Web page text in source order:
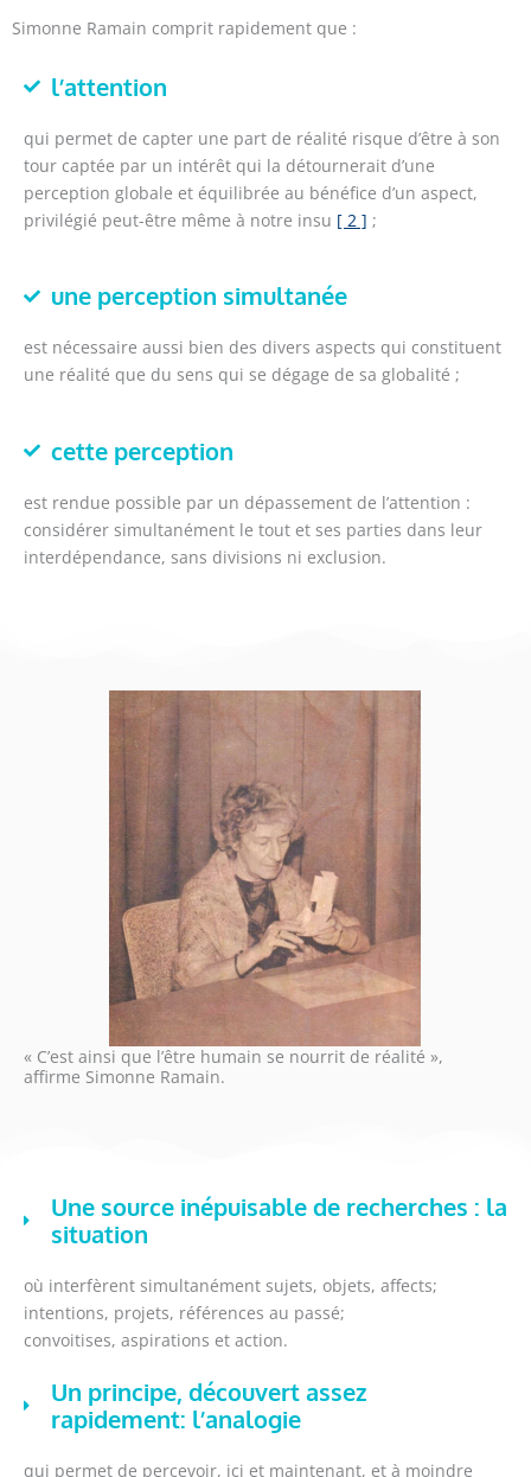
Simonne Ramain comprit rapidement que :
l’attention
qui permet de capter une part de réalité risque d’être à son
tour captée par un intérêt qui la détournerait d’une
perception globale et équilibrée au bénéfice d’un aspect,
privilégié peut-être même à notre insu [ 2 ] ;
une perception simultanée
est nécessaire aussi bien des divers aspects qui constituent
une réalité que du sens qui se dégage de sa globalité ;
cette perception
est rendue possible par un dépassement de l’attention :
considérer simultanément le tout et ses parties dans leur
interdépendance, sans divisions ni exclusion.
« C’est ainsi que l’être humain se nourrit de réalité »,
affirme Simonne Ramain.
Une source inépuisable de recherches : la
situation
où interfèrent simultanément sujets, objets, affects;
intentions, projets, références au passé;
convoitises, aspirations et action.
Un principe, découvert assez
rapidement: l’analogie
qui permet de percevoir, ici et maintenant, et à moindre